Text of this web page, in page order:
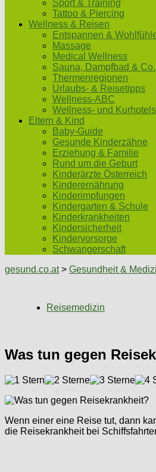
Sport & Training
Tattoo & Piercing
Wellness & Reisen
Entspannen &
Massage
Medical Wellness
Sauna, Dampfbad & Co.
Thermenregionen
Urlaubs- & Reisetipps
Wellness-ABC
Wellness- und Kurhotels
Eltern & Kind
Baby-Guide
Gesunde Kinderzähne
Erziehung & Familie
Rund um die Geburt
Kinderärzte Österreich
Kinderernährung
Kinderimpfungen
Kindergarten & Schule
Kinderkrankheiten
Kindersicherheit
Kindervorsorge
Schwangerschaft
gesund.co.at> Gesundheit &
Reisemedizin
Was tun gegen
Wenn einer eine Reise tut, dann
die Reisekrankheit bei